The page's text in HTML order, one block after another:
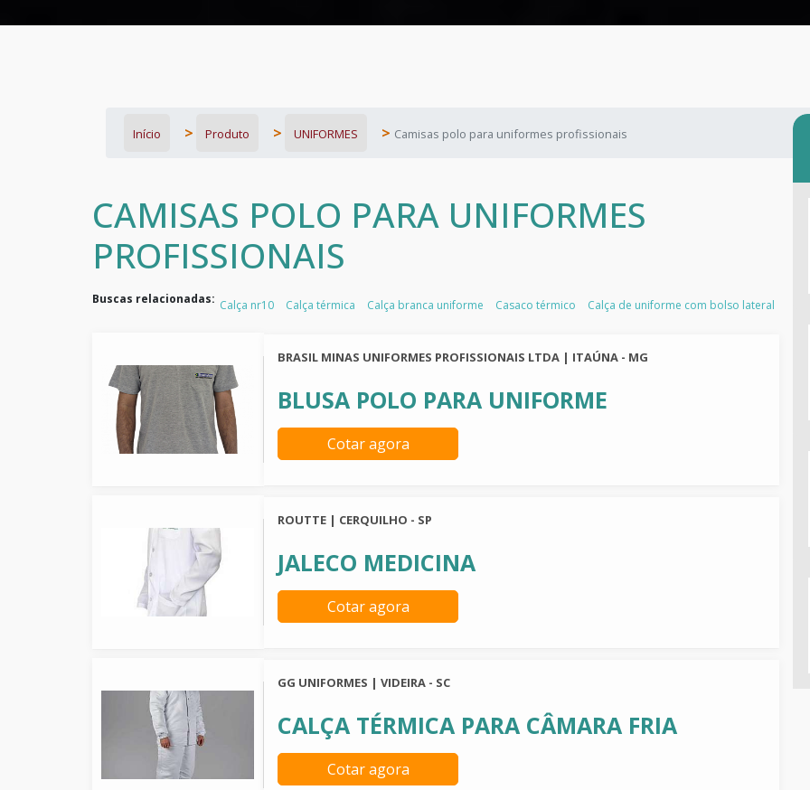
Início Produto UNIFORMES Camisas polo para uniformes profissionais
CAMISAS POLO PARA UNIFORMES
PROFISSIONAIS
Buscas relacionadas: Calça nr10 Calça térmica Calça branca uniforme Casaco térmico Calça de uniforme com bolso lateral
BRASIL MINAS UNIFORMES PROFISSIONAIS LTDA | ITAÚNA - MG
BLUSA POLO PARA UNIFORME
Cotar agora
ROUTTE | CERQUILHO - SP
JALECO MEDICINA
Cotar agora
GG UNIFORMES | VIDEIRA - SC
CALÇA TÉRMICA PARA CÂMARA FRIA
Cotar agora